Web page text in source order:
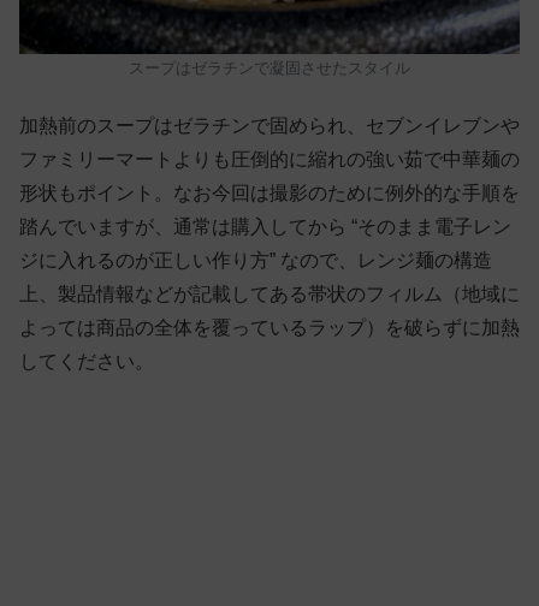
スープはゼラチンで凝固させたスタイル
加熱前のスープはゼラチンで固められ、セブンイレブンや
ファミリーマートよりも圧倒的に縮れの強い茹で中華麺の
形状もポイント。なお今回は撮影のために例外的な手順を
踏んでいますが、通常は購入してから “そのまま電子レン
ジに入れるのが正しい作り方” なので、レンジ麺の構造
上、製品情報などが記載してある帯状のフィルム（地域に
よっては商品の全体を覆っているラップ）を破らずに加熱
してください。